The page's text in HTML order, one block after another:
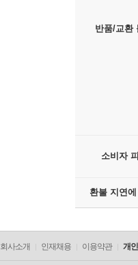
반품/교환
소비자
환불 지연
회사소개 인재채용 이용약관 개